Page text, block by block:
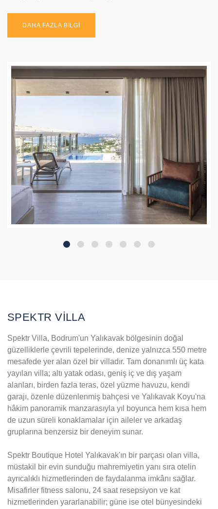
DAHA FAZLA BİLGİ
SPEKTR VİLLA
Spektr Villa, Bodrum'un Yalıkavak bölgesinin doğal
güzelliklerle çevrili tepelerinde, denize yalnızca 550 metre
mesafede yer alan özel bir villadır. Tam donanımlı üç kata
yayılan villa; altı yatak odası, geniş iç ve dış yaşam
alanları, birden fazla teras, özel yüzme havuzu, kendi
garajı, özenle düzenlenmiş bahçesi ve Yalıkavak Koyu'na
hâkim panoramik manzarasıyla yıl boyunca hem kısa hem
de uzun süreli konaklamalar için aileler ve arkadaş
gruplarına benzersiz bir deneyim sunar.
Spektr Boutique Hotel Yalıkavak'ın bir parçası olan villa,
müstakil bir evin sunduğu mahremiyetin yanı sıra otelin
ayrıcalıklı hizmetlerinden de faydalanma imkânı sağlar.
Misafirler fitness salonu, 24 saat resepsiyon ve kat
hizmetlerinden yararlanabilir; güne ise otel bünyesindeki